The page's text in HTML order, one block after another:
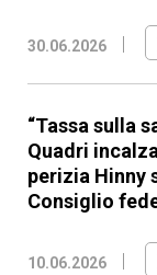
30.06.2026
“Tassa sulla
Quadri
perizia Hinny
Consiglio
10.06.2026